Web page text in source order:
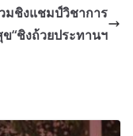
มชิงแชมป์วิชาการ
“ชิงถ้วยประทานฯ